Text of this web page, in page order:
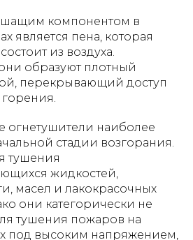
компонентом в
является пена, которая
из воздуха.
образуют плотный
перекрывающий доступ
огнетушители наиболее
стадии возгорания.
тушения
жидкостей,
масел и лакокрасочных
они категорически не
тушения пожаров на
под высоким напряжением,